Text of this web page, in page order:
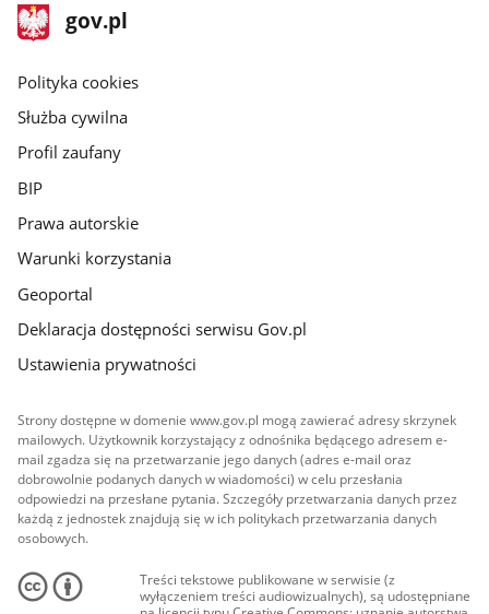
stopka
gov.pl
Strona
gov.pl
gov.pl
Polityka cookies
Służba cywilna
Profil zaufany
BIP
Prawa autorskie
Warunki korzystania
Geoportal
Deklaracja dostępności serwisu Gov.pl
Ustawienia prywatności
Strony dostępne w domenie www.gov.pl mogą zawierać adresy skrzynek
mailowych. Użytkownik korzystający z odnośnika będącego adresem e-
mail zgadza się na przetwarzanie jego danych (adres e-mail oraz
dobrowolnie podanych danych w wiadomości) w celu przesłania
odpowiedzi na przesłane pytania. Szczegóły przetwarzania danych przez
każdą z jednostek znajdują się w ich politykach przetwarzania danych
osobowych.
Treści tekstowe publikowane w serwisie (z
wyłączeniem treści audiowizualnych), są udostępniane